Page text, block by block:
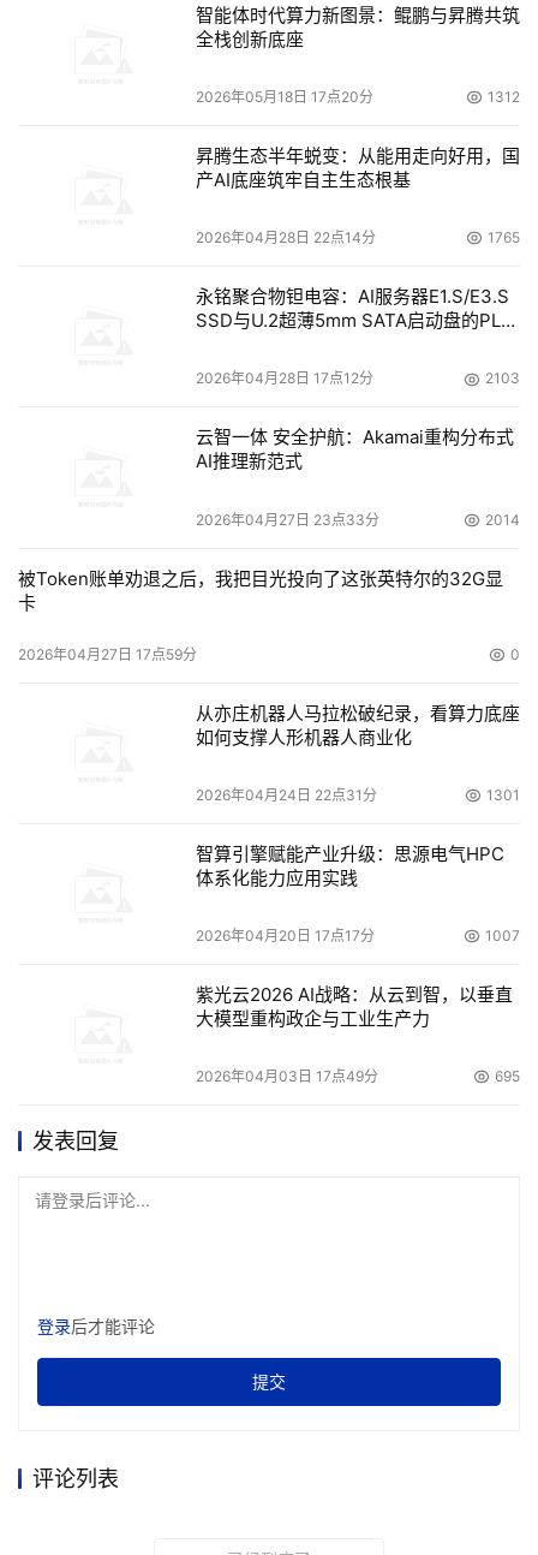
智能体时代算力新图景：鲲鹏与昇腾共筑
全栈创新底座
2026年05月18日 17点20分 1312
昇腾生态半年蜕变：从能用走向好用，国
产AI底座筑牢自主生态根基
2026年04月28日 22点14分 1765
永铭聚合物钽电容：AI服务器E1.S/E3.S
SSD与U.2超薄5mm SATA启动盘的PLP
2026年04月28日 17点12分 2103
云智一体 安全护航：Akamai重构分布式
AI推理新范式
2026年04月27日 23点33分 2014
被Token账单劝退之后，我把目光投向了这张英特尔的32G显
卡
2026年04月27日 17点59分 0
从亦庄机器人马拉松破纪录，看算力底座
如何支撑人形机器人商业化
2026年04月24日 22点31分 1301
智算引擎赋能产业升级：思源电气HPC
体系化能力应用实践
2026年04月20日 17点17分 1007
紫光云2026 AI战略：从云到智，以垂直
大模型重构政企与工业生产力
2026年04月03日 17点49分 695
发表回复
请登录后评论...
登录后才能评论
提交
评论列表